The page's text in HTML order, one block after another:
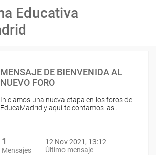
Educativa
MENSAJE DE BIENVENIDA AL
NUEVO FORO
Iniciamos una nueva etapa en los foros de
EducaMadrid y aquí te contamos las…
1
Mensajes
12 Nov 2021, 13:12
Último mensaje